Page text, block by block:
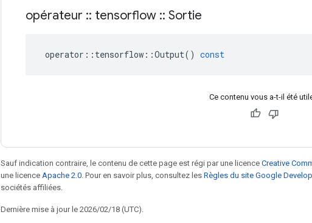
opérateur :: tensorflow :: Sortie
operator :: tensorflow ::Output() const
Ce contenu vous a-t-il été
Sauf indication contraire, le contenu de cette page est régi par une licence Creative
une licence Apache 2.0 . Pour en savoir plus, consultez les Règles du site Google
sociétés affiliées.
Dernière mise à jour le 2026/02/18 (UTC).